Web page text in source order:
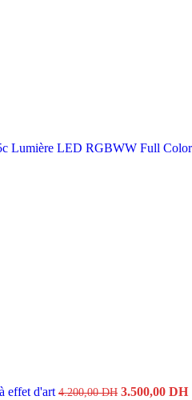
Lumière LED RGBWW Full Color
effet d'art 4.200,00DH 3.500,00 DH